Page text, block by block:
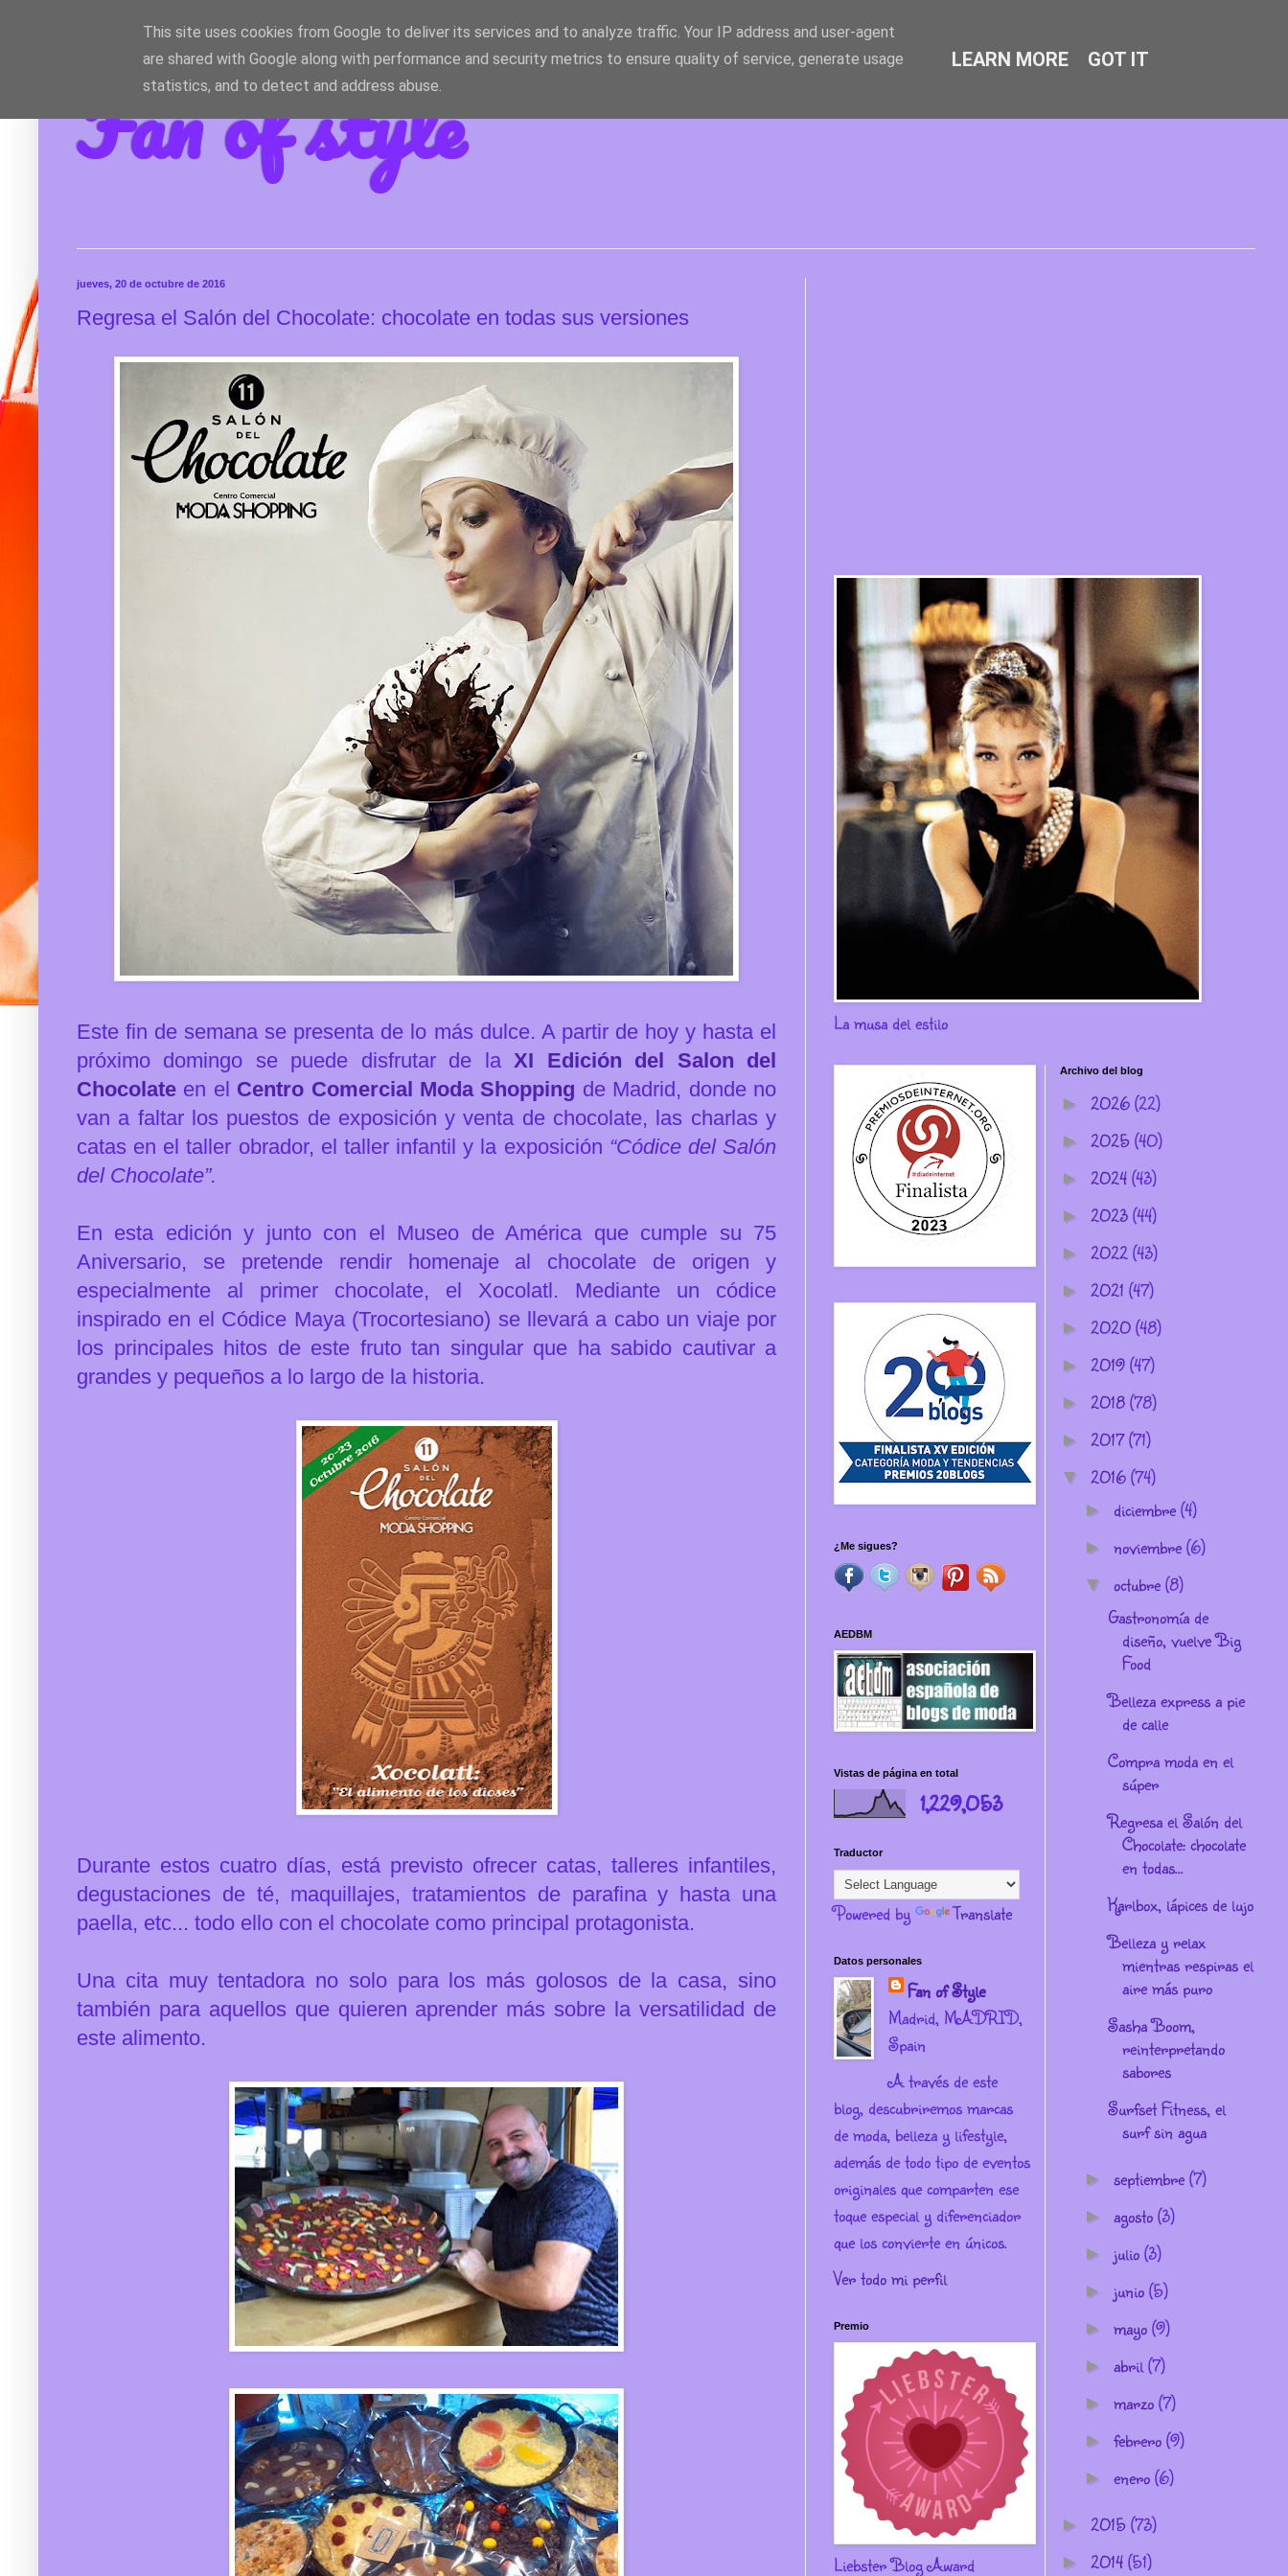
Fan of style
jueves, 20 de octubre de 2016
Regresa el Salón del Chocolate: chocolate en todas sus versiones
Este fin de semana se presenta de lo más dulce. A partir de hoy y hasta el
próximo domingo se puede disfrutar de la XI Edición del Salon del
Chocolate en el Centro Comercial Moda Shopping de Madrid, donde no
van a faltar los puestos de exposición y venta de chocolate, las charlas y
catas en el taller obrador, el taller infantil y la exposición “Códice del Salón
del Chocolate”.
En esta edición y junto con el Museo de América que cumple su 75
Aniversario, se pretende rendir homenaje al chocolate de origen y
especialmente al primer chocolate, el Xocolatl. Mediante un códice
inspirado en el Códice Maya (Trocortesiano) se llevará a cabo un viaje por
los principales hitos de este fruto tan singular que ha sabido cautivar a
grandes y pequeños a lo largo de la historia.
Durante estos cuatro días, está previsto ofrecer catas, talleres infantiles,
degustaciones de té, maquillajes, tratamientos de parafina y hasta una
paella, etc... todo ello con el chocolate como principal protagonista.
Una cita muy tentadora no solo para los más golosos de la casa, sino
también para aquellos que quieren aprender más sobre la versatilidad de
este alimento.
La musa del estilo
¿Me sigues?
AEDBM
Vistas de página en total
1,229,053
Traductor
Powered by Translate
Datos personales
Fan of Style
Madrid, MADRID,
Spain
A través de este
blog, descubriremos marcas
de moda, belleza y lifestyle,
además de todo tipo de eventos
originales que comparten ese
toque especial y diferenciador
que los convierte en únicos.
Ver todo mi perfil
Premio
Liebster Blog Award
Archivo del blog
► 2026(22)
► 2025(40)
► 2024(43)
► 2023(44)
► 2022(43)
► 2021 (47)
► 2020(48)
► 2019(47)
► 2018(78)
► 2017(71)
▼ 2016(74)
► diciembre(4)
► noviembre(6)
▼ octubre(8)
Gastronomía de
diseño, vuelve Big
Food
Belleza express a pie
de calle
Compra moda en el
súper
Regresa el Salón del
Chocolate: chocolate
en todas...
Karlbox, lápices de lujo
Belleza y relax
mientras respiras el
aire más puro
Sasha Boom,
reinterpretando
sabores
Surfset Fitness, el
surf sin agua
► septiembre(7)
► agosto(3)
► julio(3)
► junio(5)
► mayo(9)
► abril(7)
► marzo(7)
► febrero(9)
► enero(6)
► 2015(73)
► 2014(51)
This site uses cookies from Google to deliver its services and to analyze traffic. Your IP address and user-agent
are shared with Google along with performance and security metrics to ensure quality of service, generate usage
statistics, and to detect and address abuse.
LEARN MORE GOT IT